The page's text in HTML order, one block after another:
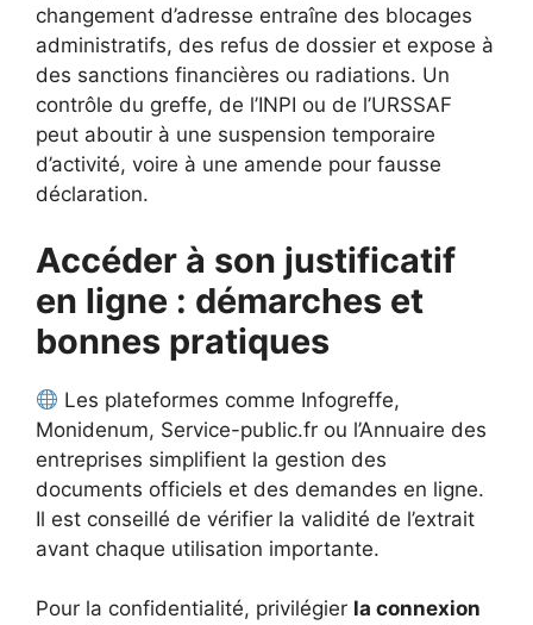
changement d’adresse entraîne des blocages
administratifs, des refus de dossier et expose à
des sanctions financières ou radiations. Un
contrôle du greffe, de l’INPI ou de l’URSSAF
peut aboutir à une suspension temporaire
d’activité, voire à une amende pour fausse
déclaration.
Accéder à son justificatif
en ligne : démarches et
bonnes pratiques
Les plateformes comme Infogreffe,
Monidenum, Service-public.fr ou l’Annuaire des
entreprises simplifient la gestion des
documents officiels et des demandes en ligne.
Il est conseillé de vérifier la validité de l’extrait
avant chaque utilisation importante.
Pour la confidentialité, privilégier la connexion